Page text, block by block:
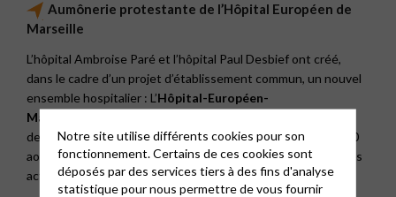
Aumônerie protestante de l’Hôpital Européen de
Marseille
L’hôpital Ambroise Paré et l’hôpital Paul Desbief ont créé,
dans le cadre d’un projet d’établissement commun, un nouvel
ensemble hospitalier : L’Hôpital-Européen-
Marseille
de la Joliette, rue Désirée Clary. Son ouverture a eu lieu le 20
août 2013.(Fiche d’archives). Un service d’aumônerie y est très
actif.
Notre site utilise différents cookies pour son
fonctionnement. Certains de ces cookies sont
déposés par des services tiers à des fins d'analyse
statistique pour nous permettre de vous fournir